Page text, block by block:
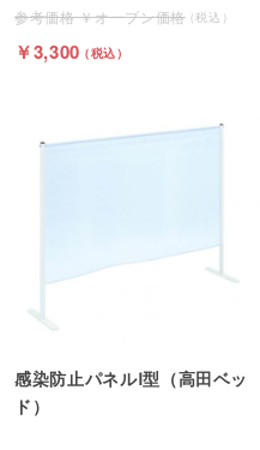
オープン価格
3,300
感染防止パネルⅠ型（高田ベッ
ド）